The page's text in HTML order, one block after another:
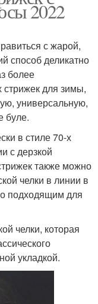
2022
с жарой,
способ деликатно
более
стрижек для зимы,
универсальную,
буле.
в стиле 70-х
с дерзкой
также можно
челки в линии в
подходящим для
челки, которая
укладкой.